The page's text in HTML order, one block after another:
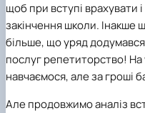
щоб при вступі врахувати
закінчення школи. Інакше
більше, що уряд
послуг репетиторство! На
навчаємося, але за гроші
Але продовжимо аналіз